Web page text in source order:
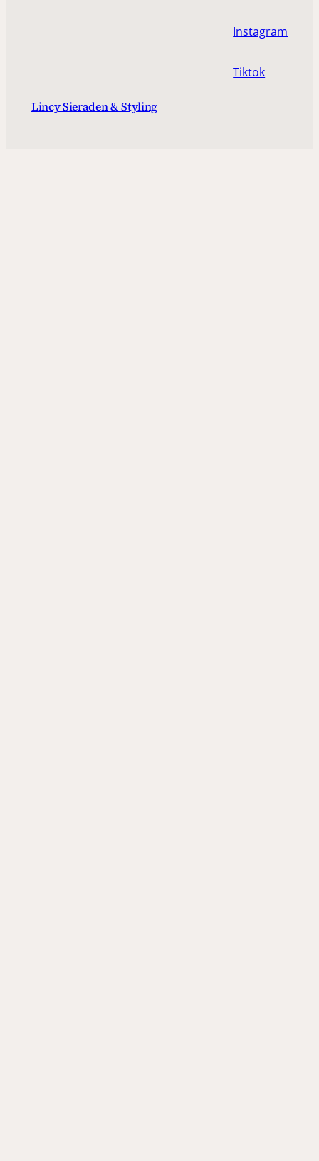
Instagram
Tiktok
Lincy Sieraden & Styling